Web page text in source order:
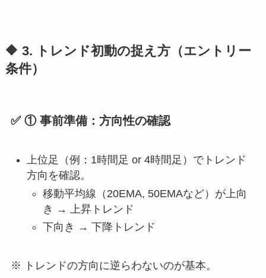
🔶 3. トレンド初動の捉え方（エントリー
条件）
✅ ① 事前準備：方向性の確認
上位足（例：1時間足 or 4時間足）でトレンド
方向を確認。
移動平均線（20EMA, 50EMAなど）が上向
き → 上昇トレンド
下向き → 下降トレンド
※ トレンドの方向に逆らわないのが基本。